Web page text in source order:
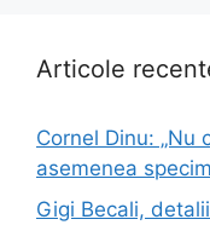
Articole
Cornel Dinu: „Nu
asemenea
Gigi Becali,